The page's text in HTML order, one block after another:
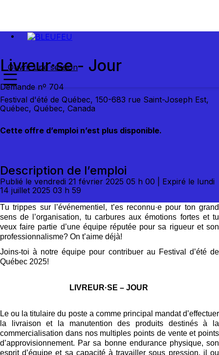
Ouvrir une session
Livreur·se - Jour
Demande nº 704
Festival d'été de Québec, 150-683 rue Saint-Joseph Est,
Québec, Québec, Canada
Cette offre d’emploi n’est plus disponible.
Description de l’emploi
Publié le vendredi 21 février 2025 05 h 00 | Expiré le lundi
14 juillet 2025 03 h 59
Tu trippes sur l’événementiel, t’es reconnu·epour ton grand
sens de l’organisation, tu carbures aux émotions fortes et tu
veux faire partie d’une équipe réputée pour sa rigueur et son
professionnalisme? On t’aime déjà!
Joins-toi à notre équipe pour contribuer au Festival d’été de
Québec 2025!
LIVREUR·SE – JOUR
Le ou la titulaire du poste a comme principal mandatd’effectuer
la
livraison et la manutention des produits destinés à la
commercialisation dans nos multiples points de vente et points
d’approvisionnement. Parsa bonne endurance physique, son
esprit d’équipe et sa capacité à travailler sous pression, il
ou